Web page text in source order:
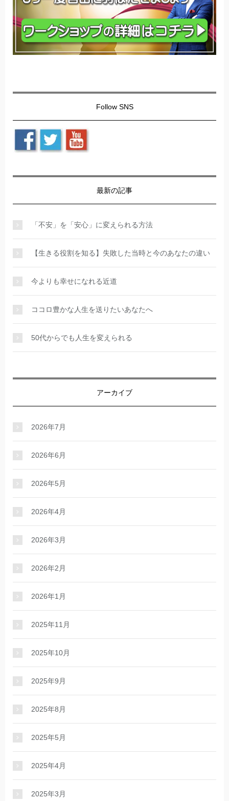
Follow SNS
最新の記事
「不安」を「安心」に変えられる方法
【生きる役割を知る】失敗した当時と今のあなたの違い
今よりも幸せになれる近道
ココロ豊かな人生を送りたいあなたへ
50代からでも人生を変えられる
アーカイブ
2026年7月
2026年6月
2026年5月
2026年4月
2026年3月
2026年2月
2026年1月
2025年11月
2025年10月
2025年9月
2025年8月
2025年5月
2025年4月
2025年3月